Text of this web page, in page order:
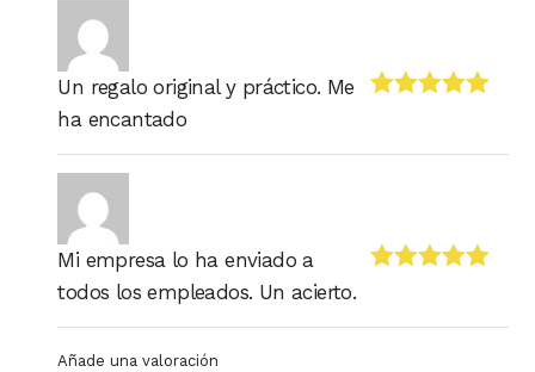
Un regalo original y práctico. Me
ha encantado
Mi empresa lo ha enviado a
todos los empleados. Un acierto.
Añade una valoración